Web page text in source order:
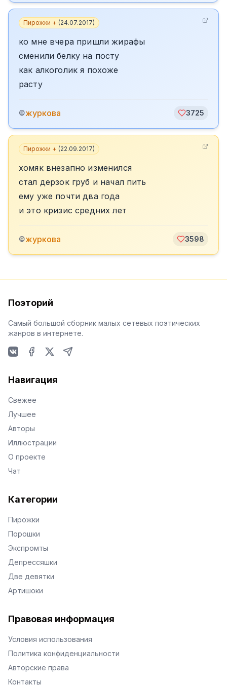
Пирожки + (24.07.2017)
ко мне вчера пришли жирафы
сменили белку на посту
как алкоголик я похоже
расту
©журкова 3725
Пирожки + (22.09.2017)
хомяк внезапно изменился
стал дерзок груб и начал пить
ему уже почти два года
и это кризис средних лет
©журкова 3598
Поэторий
Самый большой сборник малых сетевых поэтических
жанров в интернете.
Навигация
Свежее
Лучшее
Авторы
Иллюстрации
О проекте
Чат
Категории
Пирожки
Порошки
Экспромты
Депрессяшки
Две девятки
Артишоки
Правовая информация
Условия использования
Политика конфиденциальности
Авторские права
Контакты